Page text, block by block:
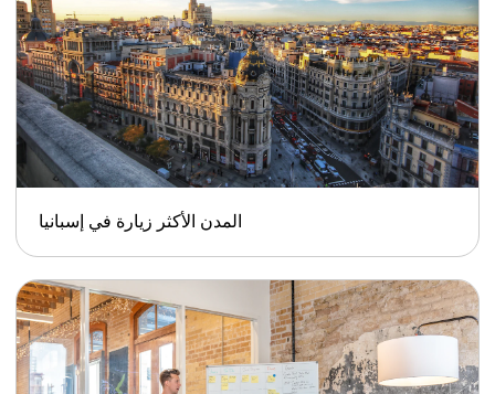
المدن الأكثر زيارة في إسبانيا